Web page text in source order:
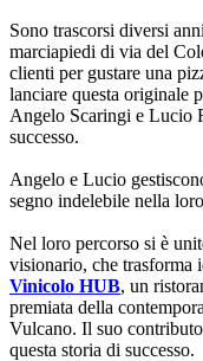
Sono trascorsi diversi
marciapiedi di via del
clienti per gustare una
lanciare questa originale
Angelo Scaringi e Lucio
successo.
Angelo e Lucio
segno indelebile nella
Nel loro percorso si è
visionario, che trasforma
Vinicolo HUB, un
premiata della
Vulcano. Il suo
questa storia di successo.